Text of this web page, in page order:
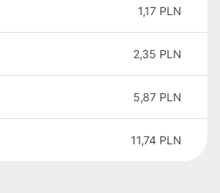
1,17 PLN
2,35 PLN
5,87 PLN
11,74 PLN